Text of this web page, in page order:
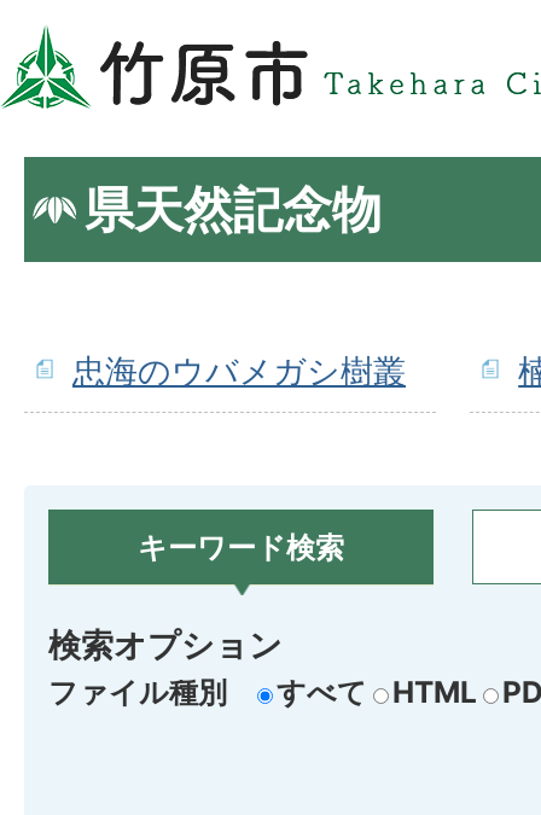
県天然記念物
忠海のウバメガシ樹叢
キーワード検索
検索オプション
ファイル種別 すべて HTML